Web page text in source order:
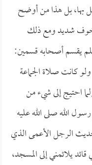
بها، بل هذا من أوضح
خوف شديد ومع ذلك
يقسم أصحابه قسمين:
كانت صلاة الجماعة
احتيج إلى شيء من
الله صلى الله عليه
الرجل الأعمى الذي
يلائمني إلى المسجد،